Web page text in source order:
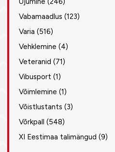
Vabamaadlus (123)
Varia (516)
Vehklemine (4)
Veteranid (71)
Vibusport (1)
Võimlemine (1)
Võistlustants (3)
Võrkpall (548)
XI Eestimaa talimängud (9)